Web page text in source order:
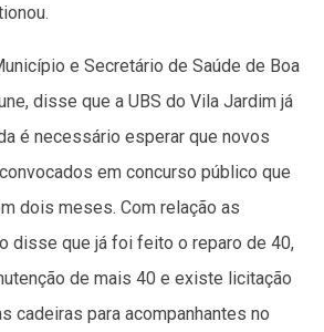
e Secretário de Saúde de Boa
disse que a UBS do Vila Jardim já
é necessário esperar que novos
em concurso público que
dois meses. Com relação as
disse que já foi feito o reparo de 40,
de mais 40 e existe licitação
cadeiras para acompanhantes no